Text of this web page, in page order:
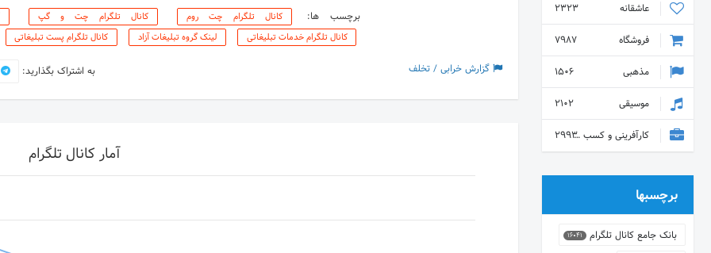
برچسب ها: کانال تلگرام چت روم کانال تلگرام چت و گپ
کانال تلگرام خدمات تبلیغاتی
لینک گروه تبلیغات آزاد کانال تلگرام پست تبلیغاتی
به اشتراک بگذارید: گزارش خرابی / تخلف
آمار کانال تلگرام
عاشقانه
2323
فروشگاه
7987
مذهبی
1506
موسیقی
2102
کارآفرینی و کسب و کار 2993
برچسبها
بانک جامع کانال تلگرام 16041